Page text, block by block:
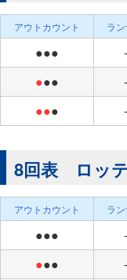
アウトカウント ラ
●●● -
●●● -
●●● -
8回表 ロッ
アウトカウント ラ
●●● -
●●● -